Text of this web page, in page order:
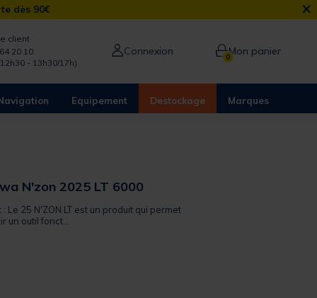
dès 90€ ×
client
20 10
- 13h30/17h)
Connexion 0Mon panier
Equipement Destockage Marques
N'zon 2025 LT 6000
Le 25 N'ZON LT est un produit qui permet
un outil fonct...